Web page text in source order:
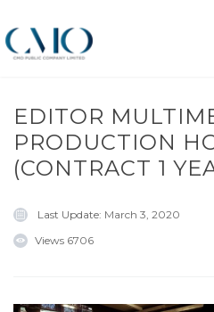
EDITOR
PRODUCTION
(CONTRACT 1
Last Update: March 3, 2020
Views 6706